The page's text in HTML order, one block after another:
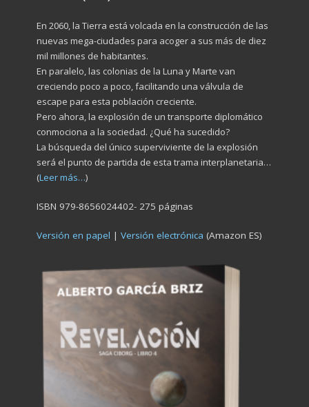
En 2060, la Tierra está volcada en la construcción de las
nuevas mega-ciudades para acoger a sus más de diez
mil millones de habitantes.
En paralelo, las colonias de la Luna y Marte van
creciendo poco a poco, facilitando una válvula de
escape para esta población creciente.
Pero ahora, la explosión de un transporte diplomático
conmociona a la sociedad. ¿Qué ha sucedido?
La búsqueda del único superviviente de la explosión
será el punto de partida de esta trama interplanetaria…
(Leer más…)
ISBN 979-8656024402- 275 páginas
Versión en papel | Versión electrónica (Amazon ES)